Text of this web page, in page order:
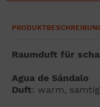
Raumduft für
Agua de Sándalo
Duft: warm,